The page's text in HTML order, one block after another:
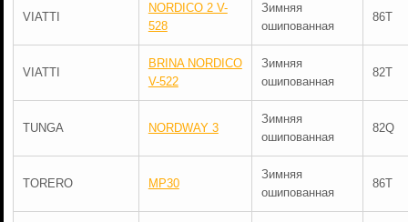
VIATTI
NORDICO 2 V-
528
Зимняя
ошипованная
86T
VIATTI
BRINA NORDICO
V-522
Зимняя
ошипованная
82T
TUNGA NORDWAY 3
Зимняя
ошипованная
82Q
TORERO MP30
Зимняя
ошипованная
86T